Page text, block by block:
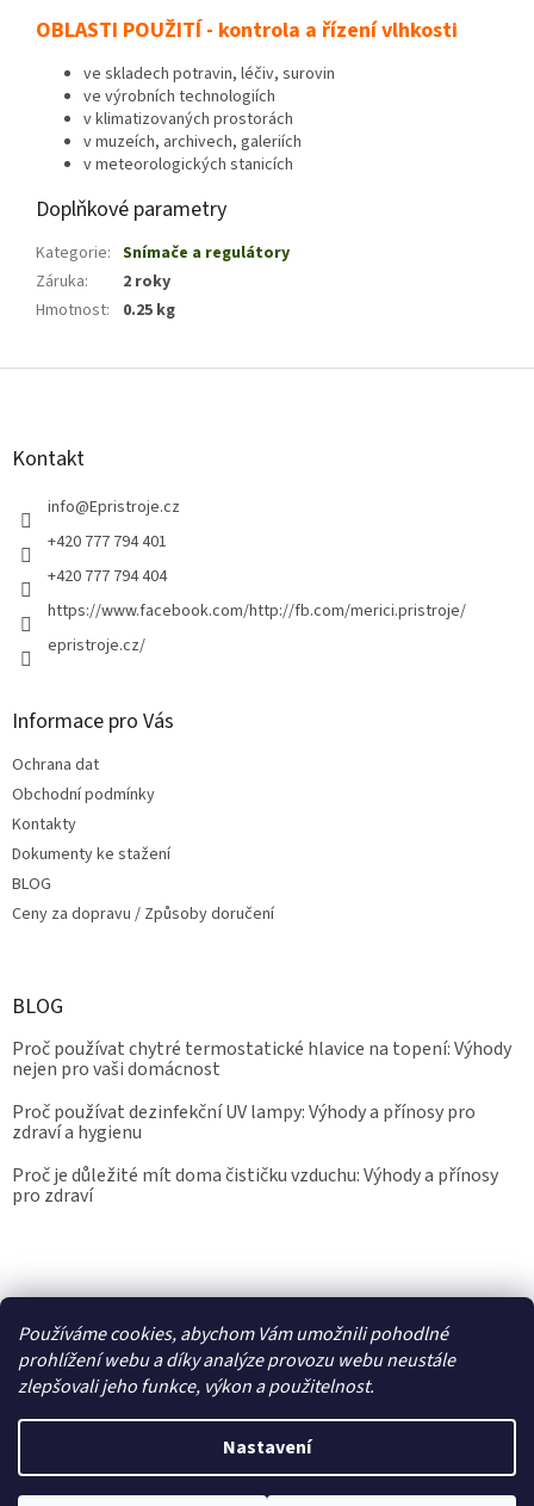
Používáme cookies, abychom Vám umožnili pohodlné
prohlížení webu a díky analýze provozu webu neustále
zlepšovali jeho funkce, výkon a použitelnost.
Nastavení
OBLASTI POUŽITÍ - kontrola a řízení vlhkosti
ve skladech potravin, léčiv, surovin
ve výrobních technologiích
v klimatizovaných prostorách
v muzeích, archivech, galeriích
v meteorologických stanicích
Doplňkové parametry
Kategorie: Snímače a regulátory
Záruka:
2 roky
Hmotnost: 0.25 kg
Z
Kontakt
info@Epristroje.cz
+420 777 794 401
+420 777 794 404
https://www.facebook.com/http://fb.com/merici.pristroje/
epristroje.cz/
Informace pro Vás
Ochrana dat
Obchodní podmínky
Kontakty
Dokumenty ke stažení
BLOG
Ceny za dopravu / Způsoby doručení
BLOG
Proč používat chytré termostatické hlavice na topení: Výhody
nejen pro vaši domácnost
Proč používat dezinfekční UV lampy: Výhody a přínosy pro
zdraví a hygienu
Proč je důležité mít doma čističku vzduchu: Výhody a přínosy
pro zdraví
Vytvořil Shoptet
Copyright 2026Epřístroje.cz. Všechna práva vyhrazena.Upravit